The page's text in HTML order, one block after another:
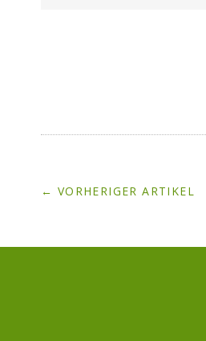
← VORHERIGER ARTIKEL